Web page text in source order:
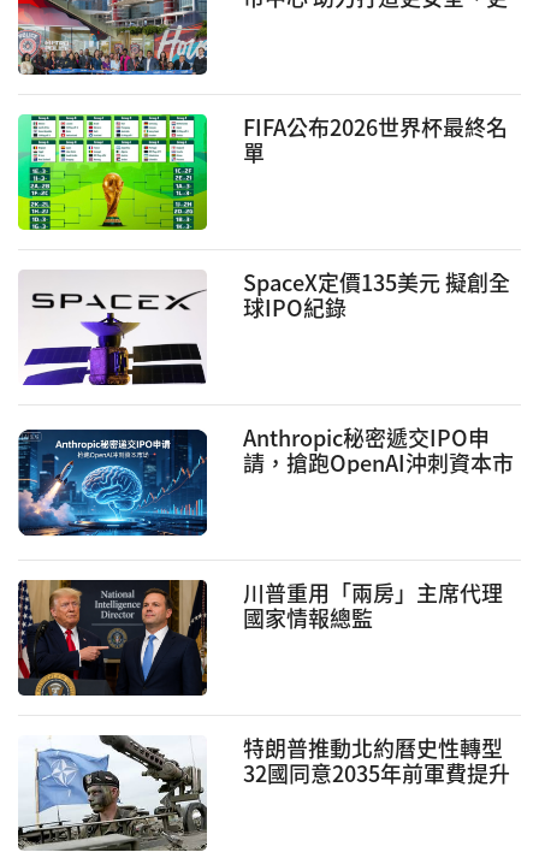
FIFA公布2026世界杯最終名
單
SpaceX定價135美元 擬創全
球IPO紀錄
Anthropic秘密遞交IPO申
請，搶跑OpenAI沖刺資本市
川普重用「兩房」主席代理
國家情報總監
特朗普推動北約曆史性轉型
32國同意2035年前軍費提升